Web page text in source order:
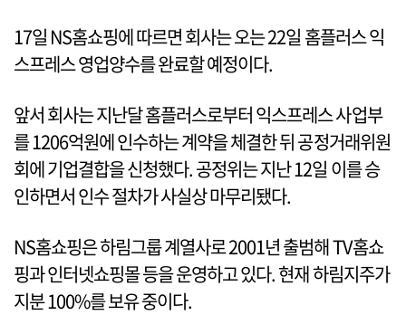
17일 NS홈쇼핑에 따르면 회사는 오는 22일 홈플러스 익
스프레스 영업양수를 완료할 예정이다.
앞서 회사는 지난달 홈플러스로부터 익스프레스 사업부
를 1206억원에 인수하는 계약을 체결한 뒤 공정거래위원
회에 기업결합을 신청했다. 공정위는 지난 12일 이를 승
인하면서 인수 절차가 사실상 마무리됐다.
NS홈쇼핑은 하림그룹 계열사로 2001년 출범해 TV홈쇼
핑과 인터넷쇼핑몰 등을 운영하고 있다. 현재 하림지주가
지분 100%를 보유 중이다.